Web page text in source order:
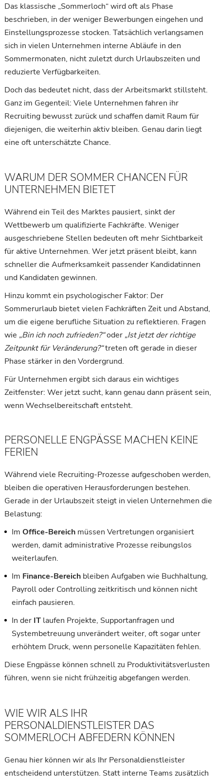
Das klassische „Sommerloch“ wird oft als Phase
beschrieben, in der weniger Bewerbungen eingehen und
Einstellungsprozesse stocken. Tatsächlich verlangsamen
sich in vielen Unternehmen interne Abläufe in den
Sommermonaten, nicht zuletzt durch Urlaubszeiten und
reduzierte Verfügbarkeiten.
Doch das bedeutet nicht, dass der Arbeitsmarkt stillsteht.
Ganz im Gegenteil: Viele Unternehmen fahren ihr
Recruiting bewusst zurück und schaffen damit Raum für
diejenigen, die weiterhin aktiv bleiben. Genau darin liegt
eine oft unterschätzte Chance.
WARUM DER SOMMER CHANCEN FÜR
UNTERNEHMEN BIETET
Während ein Teil des Marktes pausiert, sinkt der
Wettbewerb um qualifizierte Fachkräfte. Weniger
ausgeschriebene Stellen bedeuten oft mehr Sichtbarkeit
für aktive Unternehmen. Wer jetzt präsent bleibt, kann
schneller die Aufmerksamkeit passender Kandidatinnen
und Kandidaten gewinnen.
Hinzu kommt ein psychologischer Faktor: Der
Sommerurlaub bietet vielen Fachkräften Zeit und Abstand,
um die eigene berufliche Situation zu reflektieren. Fragen
wie „Bin ich noch zufrieden?“oder „Ist jetzt der richtige
Zeitpunkt für Veränderung?“treten oft gerade in dieser
Phase stärker in den Vordergrund.
Für Unternehmen ergibt sich daraus ein wichtiges
Zeitfenster: Wer jetzt sucht, kann genau dann präsent sein,
wenn Wechselbereitschaft entsteht.
PERSONELLE ENGPÄSSE MACHEN KEINE
FERIEN
Während viele Recruiting-Prozesse aufgeschoben werden,
bleiben die operativen Herausforderungen bestehen.
Gerade in der Urlaubszeit steigt in vielen Unternehmen die
Belastung:
Im Office-Bereichmüssen Vertretungen organisiert
werden, damit administrative Prozesse reibungslos
weiterlaufen.
Im Finance-Bereichbleiben Aufgaben wie Buchhaltung,
Payroll oder Controlling zeitkritisch und können nicht
einfach pausieren.
In der ITlaufen Projekte, Supportanfragen und
Systembetreuung unverändert weiter, oft sogar unter
erhöhtem Druck, wenn personelle Kapazitäten fehlen.
Diese Engpässe können schnell zu Produktivitätsverlusten
führen, wenn sie nicht frühzeitig abgefangen werden.
WIE WIR ALS IHR
PERSONALDIENSTLEISTER DAS
SOMMERLOCH ABFEDERN KÖNNEN
Genau hier können wir als Ihr Personaldienstleister
entscheidend unterstützen. Statt interne Teams zusätzlich